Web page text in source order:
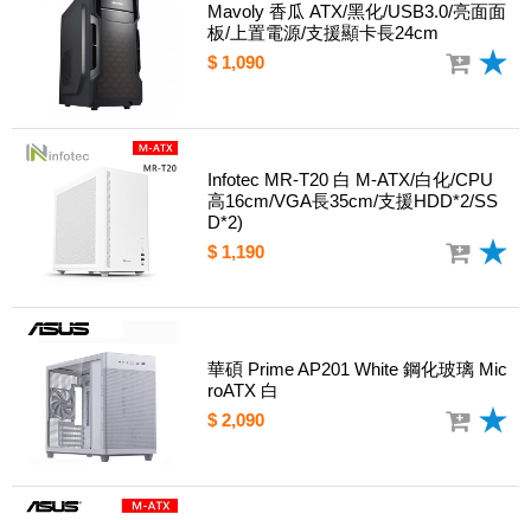
Mavoly 香瓜 ATX/黑化/USB3.0/亮面面
板/上置電源/支援顯卡長24cm
$ 1,090
Infotec MR-T20 白 M-ATX/白化/CPU
高16cm/VGA長35cm/支援HDD*2/SS
D*2)
$ 1,190
華碩 Prime AP201 White 鋼化玻璃 Mic
roATX 白
$ 2,090